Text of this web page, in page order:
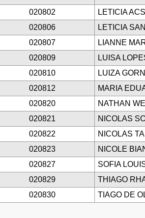
020802
LETICIA
020806
LETICIA
020807
LIANNE
020809
LUISA
020810
LUIZA
020812
MARIA
020820
NATHAN
020821
NICOLAS
020822
NICOLAS
020823
NICOLE
020827
SOFIA
020829
THIAGO
020830
TIAGO DE